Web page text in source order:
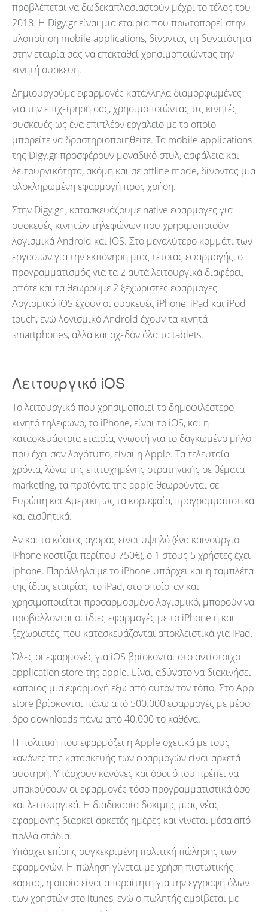
προβλέπεται να δωδεκαπλασιαστούν μέχρι το τέλος του
2018. Η Digy.gr είναι μια εταιρία που πρωτοπορεί στην
υλοποίηση mobile applications, δίνοντας τη δυνατότητα
στην εταιρία σας να επεκταθεί χρησιμοποιώντας την
κινητή συσκευή.
Δημιουργούμε εφαρμογές κατάλληλα διαμορφωμένες
για την επιχείρησή σας, χρησιμοποιώντας τις κινητές
συσκευές ως ένα επιπλέον εργαλείο με το οποίο
μπορείτε να δραστηριοποιηθείτε. Τα mobile applications
της Digy.gr προσφέρουν μοναδικό στυλ, ασφάλεια και
λειτουργικότητα, ακόμη και σε offline mode, δίνοντας μια
ολοκληρωμένη εφαρμογή προς χρήση.
Στην Digy.gr , κατασκευάζουμε native εφαρμογές για
συσκευές κινητών τηλεφώνων που χρησιμοποιούν
λογισμικά Android και iOS. Στο μεγαλύτερο κομμάτι των
εργασιών για την εκπόνηση μιας τέτοιας εφαρμογής, ο
προγραμματισμός για τα 2 αυτά λειτουργικά διαφέρει,
οπότε και τα θεωρούμε 2 ξεχωριστές εφαρμογές.
Λογισμικό iOS έχουν οι συσκευές iPhone, iPad και iPod
touch, ενώ λογισμικό Android έχουν τα κινητά
smartphones, αλλά και σχεδόν όλα τα tablets.
Λειτουργικό iOS
Το λειτουργικό που χρησιμοποιεί το δημοφιλέστερο
κινητό τηλέφωνο, το iΡhone, είναι το iOS, και η
κατασκευάστρια εταιρία, γνωστή για το δαγκωμένο μήλο
που έχει σαν λογότυπο, είναι η Apple. Τα τελευταία
χρόνια, λόγω της επιτυχημένης στρατηγικής σε θέματα
marketing, τα προϊόντα της apple θεωρούνται σε
Ευρώπη και Αμερική ως τα κορυφαία, προγραμματιστικά
και αισθητικά.
Αν και το κόστος αγοράς είναι υψηλό (ένα καινούργιο
iPhone κοστίζει περίπου 750€), ο 1 στους 5 χρήστες έχει
iphone. Παράλληλα με το iΡhone υπάρχει και η ταμπλέτα
της ίδιας εταιρίας, το iΡad, στο οποίο, αν και
χρησιμοποιείται προσαρμοσμένο λογισμικό, μπορούν να
προβάλλονται οι ίδιες εφαρμογές με το iΡhone ή και
ξεχωριστές, που κατασκευάζονται αποκλειστικά για iΡad.
Όλες οι εφαρμογές για iOS βρίσκονται στο αντίστοιχο
application store της apple. Είναι αδύνατο να διακινήσει
κάποιος μια εφαρμογή έξω από αυτόν τον τόπο. Στο App
store βρίσκονται πάνω από 500.000 εφαρμογές με μέσο
όρο downloads πάνω από 40.000 το καθένα.
Η πολιτική που εφαρμόζει η Apple σχετικά με τους
κανόνες της κατασκευής των εφαρμογών είναι αρκετά
αυστηρή. Υπάρχουν κανόνες και όροι όπου πρέπει να
υπακούσουν οι εφαρμογές τόσο προγραμματιστικά όσο
και λειτουργικά. Η διαδικασία δοκιμής μιας νέας
εφαρμογής διαρκεί αρκετές ημέρες και γίνεται μέσα από
πολλά στάδια.
Υπάρχει επίσης συγκεκριμένη πολιτική πώλησης των
εφαρμογών. Η πώληση γίνεται με χρήση πιστωτικής
κάρτας, η οποία είναι απαραίτητη για την εγγραφή όλων
των χρηστών στο itunes, ενώ ο πωλητής αμοίβεται με